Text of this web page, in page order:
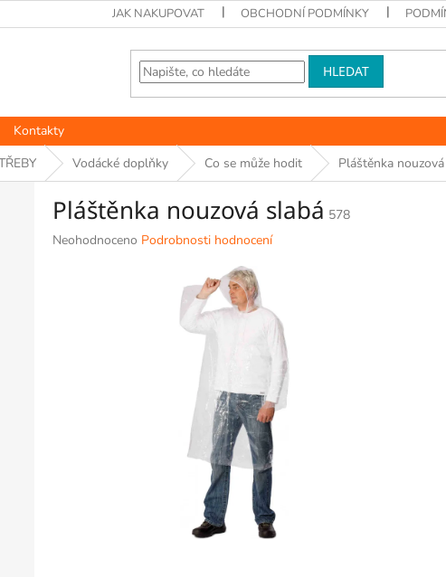
JAK NAKUPOVAT OBCHODNÍ PODMÍNKY
HLEDAT
Kontakty
Vodácké doplňky Co se může hodit Pláštěnka
Pláštěnka nouzová slabá 578
Průměrné
Neohodnoceno Podrobnosti hodnocení